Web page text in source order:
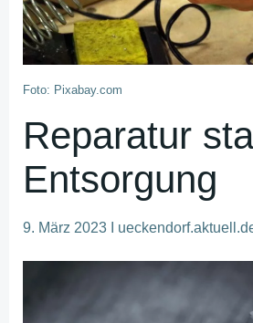
Foto: Pixabay.com
Reparatur
Entsorgung
9. März 2023 I